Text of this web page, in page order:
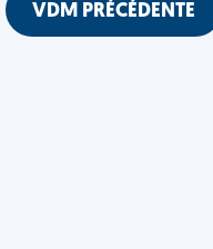
VDM PRÉCÉDENTE